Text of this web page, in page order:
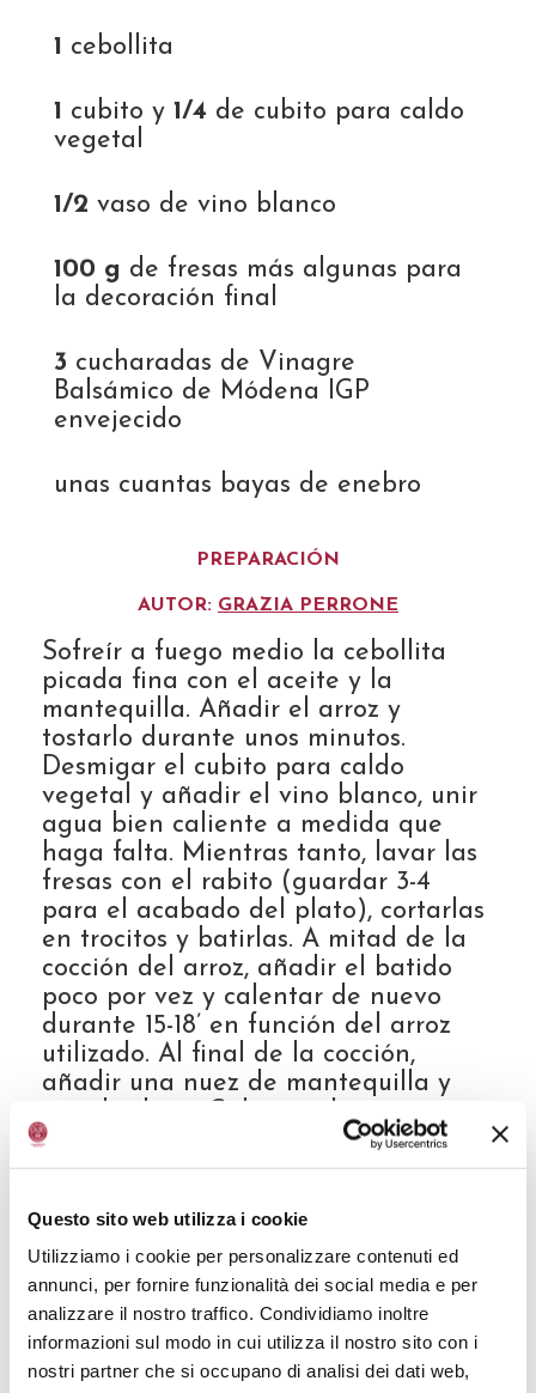
Questo sito web utilizza i cookie
Utilizziamo i cookie per personalizzare contenuti ed
annunci, per fornire funzionalità dei social media e per
analizzare il nostro traffico. Condividiamo inoltre
informazioni sul modo in cui utilizza il nostro sito con i
nostri partner che si occupano di analisi dei dati web,
1 cebollita
1 cubito y 1/4 de cubito para caldo
vegetal
1/2 vaso de vino blanco
100 g de fresas más algunas para
la decoración final
3 cucharadas de Vinagre
Balsámico de Módena IGP
envejecido
unas cuantas bayas de enebro
PREPARACIÓN
AUTOR: GRAZIA PERRONE
Sofreír a fuego medio la cebollita
picada fina con el aceite y la
mantequilla. Añadir el arroz y
tostarlo durante unos minutos.
Desmigar el cubito para caldo
vegetal y añadir el vino blanco, unir
agua bien caliente a medida que
haga falta. Mientras tanto, lavar las
fresas con el rabito (guardar 3-4
para el acabado del plato), cortarlas
en trocitos y batirlas. A mitad de la
cocción del arroz, añadir el batido
poco por vez y calentar de nuevo
durante 15-18’ en función del arroz
utilizado. Al final de la cocción,
añadir una nuez de mantequilla y
mezclar bien. Calentar durante unos
segundos el Vinagre Balsámico de
Módena IGP envejecido, muy denso,
fresas cortadas por la mitad y
caramelizarlas un poco. Hacer
porciones del risotto en platos
individuales, poner las fresas como
decoración y, para potenciar el sabor,
una pequeña reducción de Vinagre